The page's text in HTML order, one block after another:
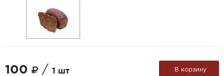
100 / 1 шт В корзину